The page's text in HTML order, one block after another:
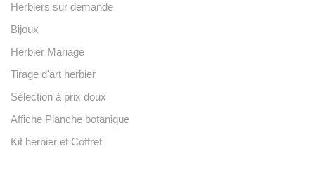
Herbiers sur demande
Bijoux
Herbier Mariage
Tirage d'art herbier
Sélection à prix doux
Affiche Planche botanique
Kit herbier et Coffret